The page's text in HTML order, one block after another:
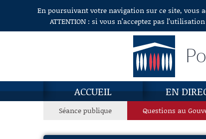
Aller au contenuEn poursuivant votre navigation sur ce site, vous
ATTENTION : si vous n’acceptez pas
ACCUEIL EN
Séance publique Questions au